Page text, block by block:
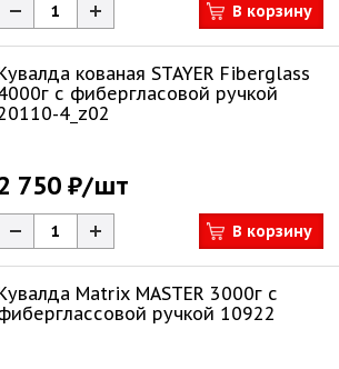
В корзину
кованая STAYER Fiberglass
с фибергласовой ручкой
4_z02
750 ₽/шт
В корзину
Matrix MASTER 3000г с
ручкой 10922